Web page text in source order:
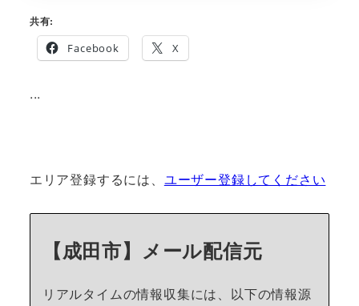
共有:
Facebook
X
...
エリア登録するには、 ユーザー登録してください
【成田市】メール配信元
リアルタイムの情報収集には、以下の情報源